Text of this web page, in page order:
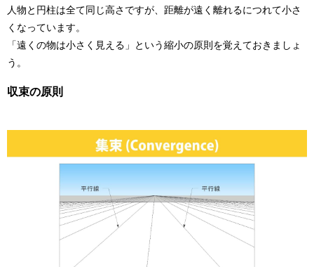
人物と円柱は全て同じ高さですが、距離が遠く離れるにつれて小さ
くなっています。
「遠くの物は小さく見える」という縮小の原則を覚えておきましょ
う。
収束の原則